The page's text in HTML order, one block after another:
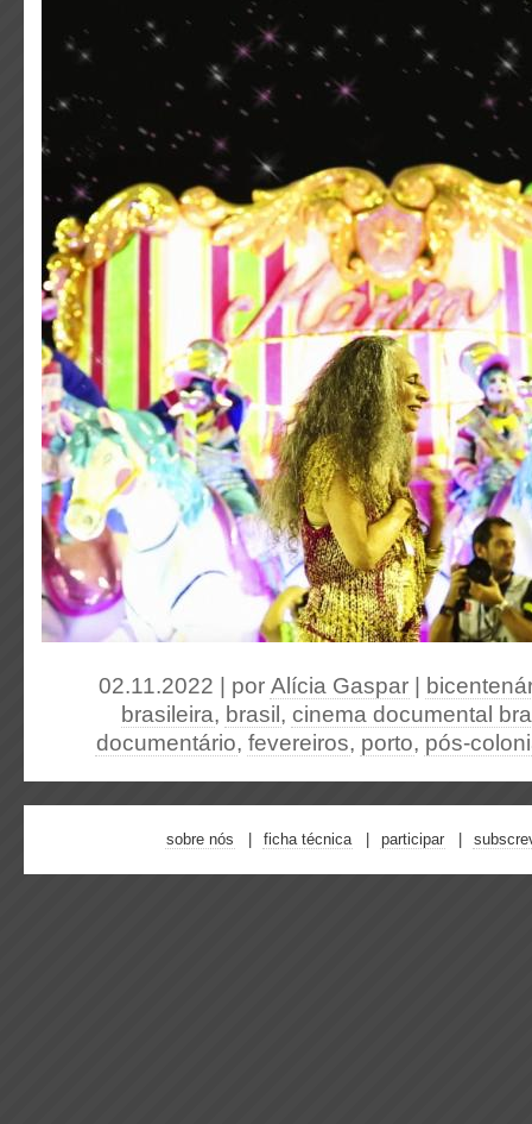
02.11.2022 | por Alícia Gaspar
brasileira, brasil , cinema documental
documentário, fevereiros, porto, pós-
sobre nós ficha técnica participar